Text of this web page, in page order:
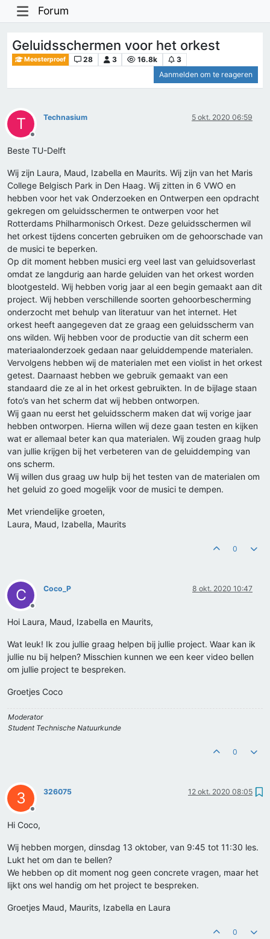
Forum
Geluidsschermen voor het orkest
Meesterproef 28 3 16.8k
3
Aanmelden om te reageren
T
Offline
Technasium 5 okt. 2020 06:59
Beste TU-Delft
Wij zijn Laura, Maud, Izabella en Maurits. Wij zijn van het Maris
College Belgisch Park in Den Haag. Wij zitten in 6 VWO en
hebben voor het vak Onderzoeken en Ontwerpen een opdracht
gekregen om geluidsschermen te ontwerpen voor het
Rotterdams Philharmonisch Orkest. Deze geluidsschermen wil
het orkest tijdens concerten gebruiken om de gehoorschade van
de musici te beperken.
Op dit moment hebben musici erg veel last van geluidsoverlast
omdat ze langdurig aan harde geluiden van het orkest worden
blootgesteld. Wij hebben vorig jaar al een begin gemaakt aan dit
project. Wij hebben verschillende soorten gehoorbescherming
onderzocht met behulp van literatuur van het internet. Het
orkest heeft aangegeven dat ze graag een geluidsscherm van
ons wilden. Wij hebben voor de productie van dit scherm een
materiaalonderzoek gedaan naar geluiddempende materialen.
Vervolgens hebben wij de materialen met een violist in het orkest
getest. Daarnaast hebben we gebruik gemaakt van een
standaard die ze al in het orkest gebruikten. In de bijlage staan
foto’s van het scherm dat wij hebben ontworpen.
Wij gaan nu eerst het geluidsscherm maken dat wij vorige jaar
hebben ontworpen. Hierna willen wij deze gaan testen en kijken
wat er allemaal beter kan qua materialen. Wij zouden graag hulp
van jullie krijgen bij het verbeteren van de geluiddemping van
ons scherm.
Wij willen dus graag uw hulp bij het testen van de materialen om
het geluid zo goed mogelijk voor de musici te dempen.
Met vriendelijke groeten,
Laura, Maud, Izabella, Maurits
0
C
Offline
Coco_P 8 okt. 2020 10:47
Hoi Laura, Maud, Izabella en Maurits,
Wat leuk! Ik zou jullie graag helpen bij jullie project. Waar kan ik
jullie nu bij helpen? Misschien kunnen we een keer video bellen
om jullie project te bespreken.
Groetjes Coco
Moderator
Student Technische Natuurkunde
0
3
Offline
326075 12 okt. 2020 08:05
Hi Coco,
Wij hebben morgen, dinsdag 13 oktober, van 9:45 tot 11:30 les.
Lukt het om dan te bellen?
We hebben op dit moment nog geen concrete vragen, maar het
lijkt ons wel handig om het project te bespreken.
Groetjes Maud, Maurits, Izabella en Laura
0